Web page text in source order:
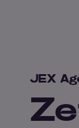
JEX